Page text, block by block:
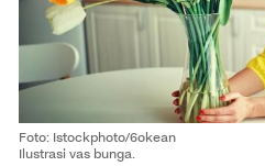
Foto: Istockphoto/6okean
Ilustrasi vas bunga.